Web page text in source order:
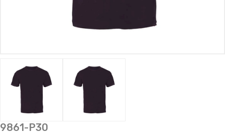
9861-P30